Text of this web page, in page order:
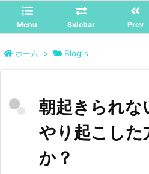
Menu Sidebar Prev
ホーム > Blog’ｓ
朝起きられな
やり起こした
か？